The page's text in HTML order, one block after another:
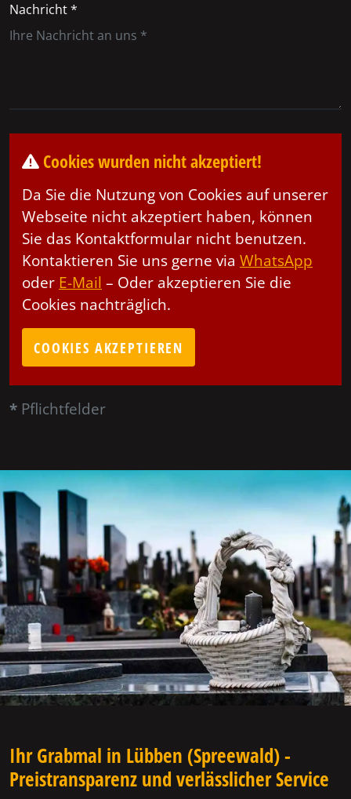
Nachricht *
Cookies wurden nicht akzeptiert!
Da Sie die Nutzung von Cookies auf unserer
Webseite nicht akzeptiert haben, können
Sie das Kontaktformular nicht benutzen.
Kontaktieren Sie uns gerne via WhatsApp
oder E-Mail – Oder akzeptieren Sie die
Cookies nachträglich.
COOKIES AKZEPTIEREN
* Pflichtfelder
Ihr Grabmal in Lübben (Spreewald) -
Preistransparenz und verlässlicher Service